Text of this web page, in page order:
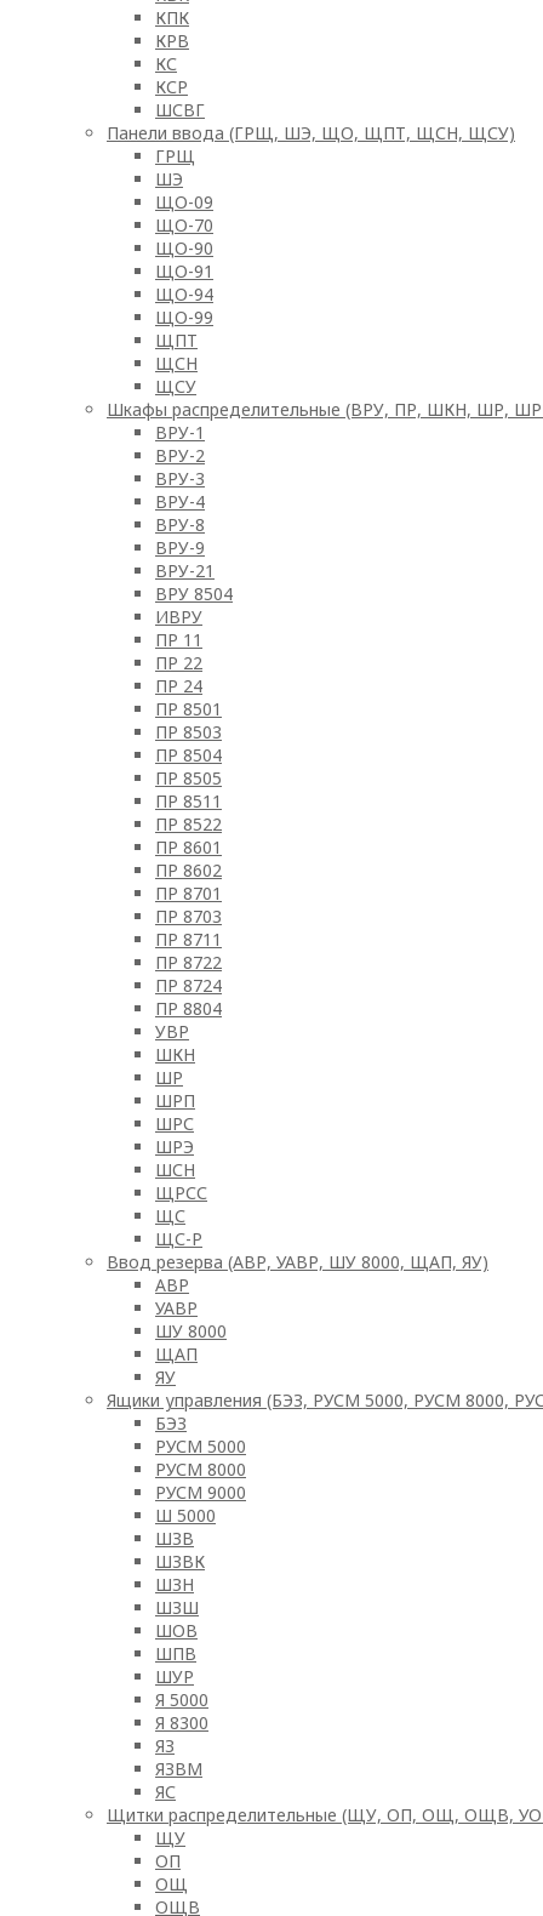
КПК
КРВ
КС
КСР
ШСВГ
Панели ввода (ГРЩ, ШЭ, ЩО, ЩПТ, ЩСН, ЩСУ)
ГРЩ
ШЭ
ЩО-09
ЩО-70
ЩО-90
ЩО-91
ЩО-94
ЩО-99
ЩПТ
ЩСН
ЩСУ
Шкафы распределительные (ВРУ, ПР, ШКН,
ВРУ-1
ВРУ-2
ВРУ-3
ВРУ-4
ВРУ-8
ВРУ-9
ВРУ-21
ВРУ 8504
ИВРУ
ПР 11
ПР 22
ПР 24
ПР 8501
ПР 8503
ПР 8504
ПР 8505
ПР 8511
ПР 8522
ПР 8601
ПР 8602
ПР 8701
ПР 8703
ПР 8711
ПР 8722
ПР 8724
ПР 8804
УВР
ШКН
ШР
ШРП
ШРС
ШРЭ
ШСН
ЩРСС
ЩС
ЩС-Р
Ввод резерва (АВР, УАВР, ШУ 8000, ЩАП, ЯУ)
АВР
УАВР
ШУ 8000
ЩАП
ЯУ
Ящики управления (БЭЗ, РУСМ 5000, РУСМ
БЭЗ
РУСМ 5000
РУСМ 8000
РУСМ 9000
Ш 5000
ШЗВ
ШЗВК
ШЗН
ШЗШ
ШОВ
ШПВ
ШУР
Я 5000
Я 8300
ЯЗ
ЯЗВМ
ЯС
Щитки распределительные (ЩУ, ОП, ОЩ,
ЩУ
ОП
ОЩ
ОЩВ